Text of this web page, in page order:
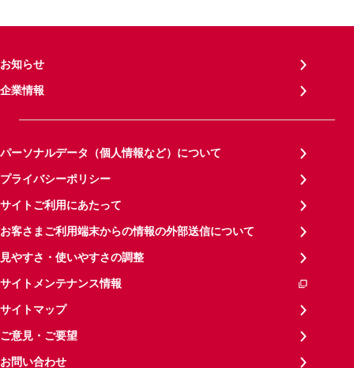
お知らせ
企業情報
パーソナルデータ（個人情報など）について
プライバシーポリシー
サイトご利用にあたって
お客さまご利用端末からの情報の外部送信について
見やすさ・使いやすさの調整
サイトメンテナンス情報
サイトマップ
ご意見・ご要望
お問い合わせ